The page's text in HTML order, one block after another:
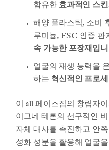
함유한 효과적인 스
해양 플라스틱, 소비
루미늄, FSC 인증 판
속 가능한 포장재입
얼굴의 재생 능력을
하는 혁신적인 프로
이 all 페이스짐의 창립자
이그네 테론의 선구적인
자체 대사를 촉진하고 안
성화 성분을 활용해 얼굴